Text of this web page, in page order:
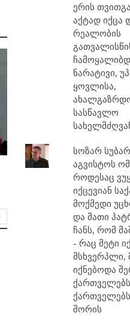
ერის
აქტად იქცა
რეალობის
ნარატივი,
ყოვლისა,
სასწავლო
სოზარ
აგვისტოს
როდესაც
იქცევიან
მოქმედი
და მათი
ჩანს, რომ
- რაც მეტი
იქნებოდა
შორის